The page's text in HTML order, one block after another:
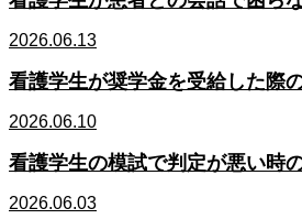
2026.06.13
看護学生が奨学金を受給した際
2026.06.10
看護学生の模試で判定が悪い時
2026.06.03